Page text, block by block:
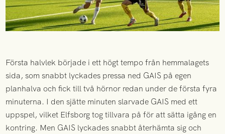
Första halvlek började i ett högt tempo från hemmalagets
sida, som snabbt lyckades pressa ned GAIS på egen
planhalva och fick till två hörnor redan under de första fyra
minuterna. I den sjätte minuten slarvade GAIS med ett
uppspel, vilket Elfsborg tog tillvara på för att sätta igång en
kontring. Men GAIS lyckades snabbt återhämta sig och